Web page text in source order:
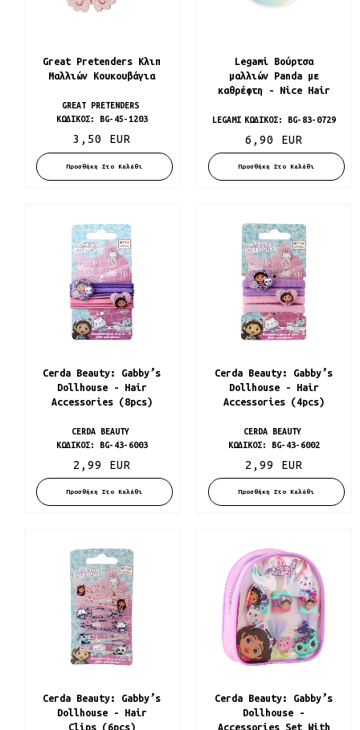
GREAT PRETENDERS
ΚΩΔΙΚΌΣ:
BG-45-1203
Great Pretenders Κλιπ
Μαλλιών Κουκουβάγια
3,50 EUR
Προσθήκη Στο Καλάθι
LEGAMI ΚΩΔΙΚΌΣ: BG-83-0729
Legami Βούρτσα
μαλλιών Panda με
καθρέφτη - Nice Hair
6,90 EUR
Προσθήκη Στο Καλάθι
CERDA BEAUTY
ΚΩΔΙΚΌΣ:
BG-43-6003
Cerda Beauty: Gabby’s
Dollhouse - Hair
Accessories (8pcs)
2,99 EUR
Προσθήκη Στο Καλάθι
CERDA BEAUTY
ΚΩΔΙΚΌΣ:
BG-43-6002
Cerda Beauty: Gabby’s
Dollhouse - Hair
Accessories (4pcs)
2,99 EUR
Προσθήκη Στο Καλάθι
Cerda Beauty: Gabby’s
Dollhouse - Hair
Clips (6pcs)
Cerda Beauty: Gabby’s
Dollhouse -
Accessories Set With